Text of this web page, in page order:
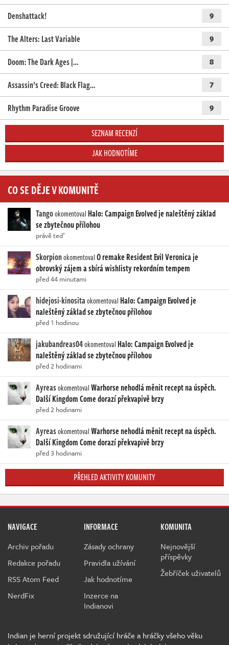
Denshattack! 9
The Alters: Last Variable 9
Doom: The Dark Ages |… 8
Assassin’s Creed: Black Flag… 7
Rhythm Paradise Groove 9
SEZNAM RECENZÍ
JAK HODNOTÍME
CO SE DĚJE V KOMUNITĚ
Tangookomentoval Halo: Campaign Evolved je naleštěný základ
se zbytečnou přílohou
právě teď
SkorpionokomentovalO remake Resident Evil Veronica je
obrovský zájem a sbírá wishlisty rekordním tempem
před 44 minutami
hidejosi-kinositaokomentoval Halo: Campaign Evolved je
naleštěný základ se zbytečnou přílohou
před 1 hodinou
jakubandreas04okomentoval Halo: Campaign Evolved je
naleštěný základ se zbytečnou přílohou
před 2 hodinami
AyreasokomentovalWarhorse nehodlá měnit recept na úspěch.
Další Kingdom Come dorazí překvapivě brzy
před 2 hodinami
AyreasokomentovalWarhorse nehodlá měnit recept na úspěch.
Další Kingdom Come dorazí překvapivě brzy
před 3 hodinami
PŘEHLED AKTIVITY KOMUNITY
NAVIGACE
Archiv pořadu
Redakce pořadu
RSS Atom Feed
NerdFix
INFORMACE
Zásady ochrany
Pravidla užívání
Jak hodnotíme
Inzerce na
Indianovi
KOMUNITA
Nejnovější
příspěvky
Žebříček uživatelů
Indian je herní projekt sdružující hráče a hráčky všeho věku